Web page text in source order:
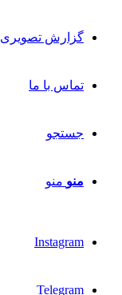
گزارش تصویری
تماس با ما
جستجو
منو منو
Instagram
Telegram